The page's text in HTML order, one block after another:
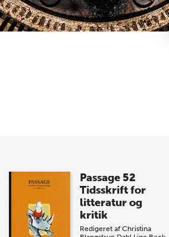
Passage 52
Tidsskrift for
litteratur og
kritik
Redigeret af Christina